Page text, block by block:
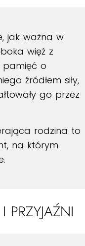
jak ważna w
więź z
pamięć o
źródłem siły,
go przez
rodzina to
na którym
PRZYJAŹNI